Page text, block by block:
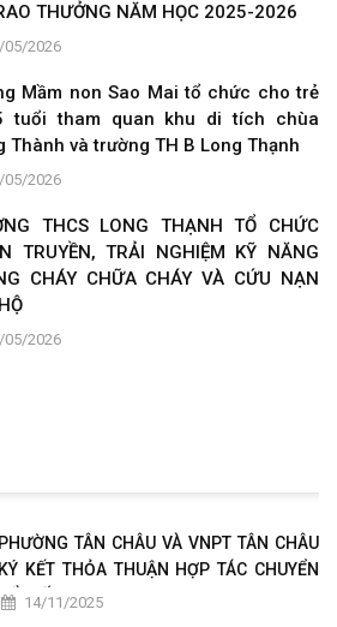
THƯỞNG NĂM HỌC 2025-2026
05/2026
Mầm non Sao Mai tổ chức cho trẻ
tuổi tham quan khu di tích chùa
Thành và trường TH B Long Thạnh
05/2026
THCS LONG THẠNH TỔ CHỨC
TRUYỀN, TRẢI NGHIỆM KỸ NĂNG
CHÁY CHỮA CHÁY VÀ CỨU NẠN
05/2026
PHƯỜNG TÂN CHÂU VÀ VNPT TÂN CHÂU
KÝ KẾT THỎA THUẬN HỢP TÁC CHUYỂN
ĐỔI SỐ14/11/2025